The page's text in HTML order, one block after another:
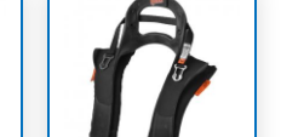
product
heeft
meerdere
variaties.
Deze